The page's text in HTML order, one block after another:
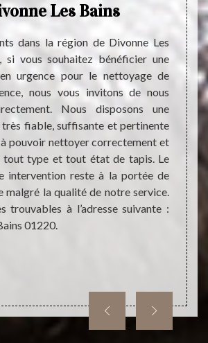
Les Bains
dans la région de Divonne Les
si vous souhaitez bénéficier une
urgence pour le nettoyage de
nous vous invitons de nous
Nous disposons une
très fiable, suffisante et pertinente
à pouvoir nettoyer correctement et
tout type et tout état de tapis. Le
intervention reste à la portée de
malgré la qualité de notre service.
trouvables à l’adresse suivante :
01220.
en
de
est